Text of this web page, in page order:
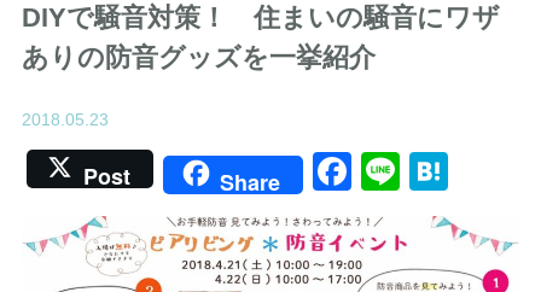
DIYで騒音対策！ 住まいの騒音にワザ
ありの防音グッズを一挙紹介
2018.05.23
Post Share Facebook
Line